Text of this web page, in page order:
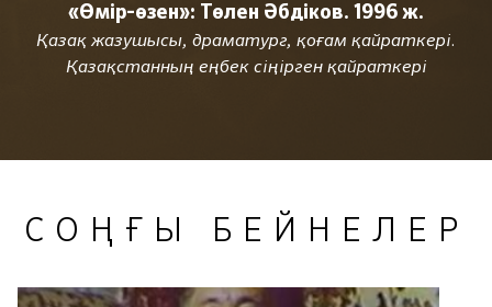
«Өмір-өзен»: Төлен Әбдіков. 1996 ж.
Қазақ жазушысы, драматург, қоғам қайраткері.
Қазақстанның еңбек сіңірген қайраткері
СОҢҒЫ БЕЙНЕЛЕР